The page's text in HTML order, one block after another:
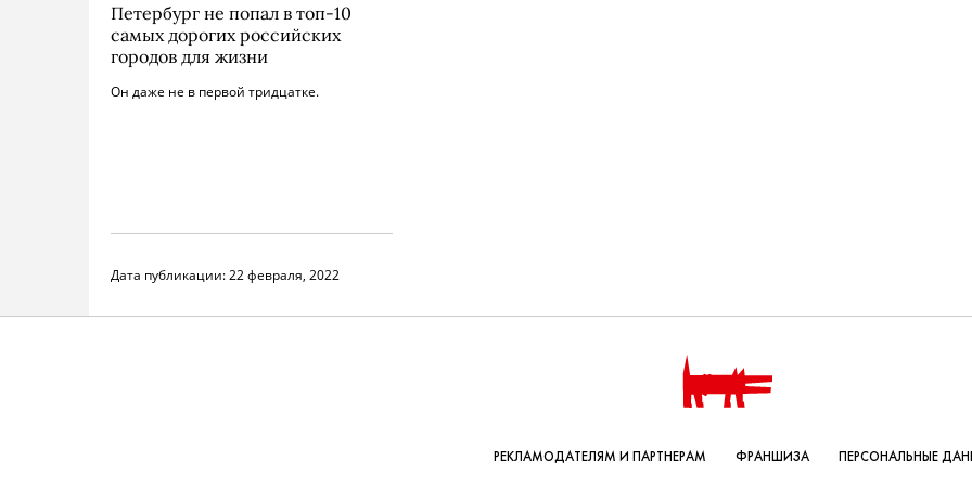
Петербург не попал в топ-10
самых дорогих российских
городов для жизни
Он даже не в первой тридцатке.
Дата публикации:22 февраля, 2022
РЕКЛАМОДАТЕЛЯМ И ПАРТНЕРАМ ФРАНШИЗА ПЕРСОНАЛЬНЫЕ